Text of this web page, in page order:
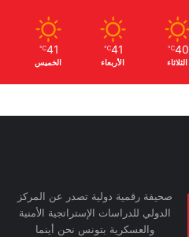
40
℃
الثلاثاء
41
℃
الأربعاء
41
℃
الخميس
صحيفة رقمية دولية تصدر عن المركز
الدولي للدراسات الإستراتجية الأمنية
والعسكرية بتونس نحن أينما